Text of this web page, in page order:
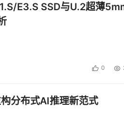
E3.S SSD与U.2超薄
0
分布式AI推理新范式